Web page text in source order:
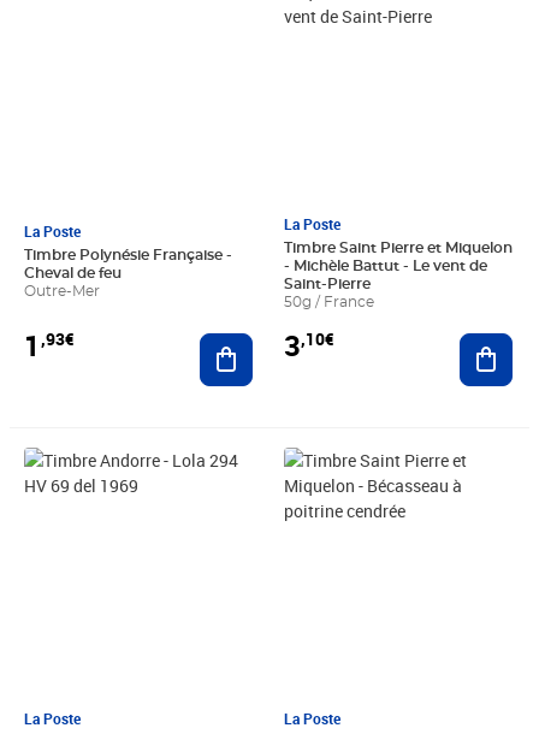
La Poste
Timbre Polynésie Française -
Cheval de feu
Outre-Mer
1 ,93€ Ajouter au panier
La Poste
Timbre Saint Pierre et Miquelon
- Michèle Battut - Le vent de
Saint-Pierre
50g / France
3,10€
La Poste
Prix 1,52€
La Poste
Prix 1,52€